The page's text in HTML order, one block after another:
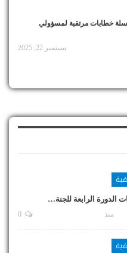
خطابات مرتقبة لمسؤولي
سبتمبر 22, 2025
الدورة الرابعة للجنة…
منذ